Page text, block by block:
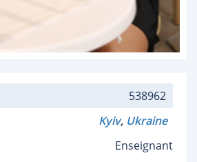
538962
Kyiv, Ukraine
Enseignant